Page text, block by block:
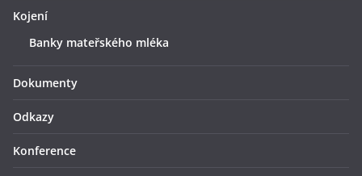
Kojení
Banky mateřského mléka
Dokumenty
Odkazy
Konference